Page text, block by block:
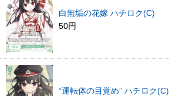
白無垢の花嫁 ハチロク(C)
50円
“運転体の目覚め” ハチロク(C)